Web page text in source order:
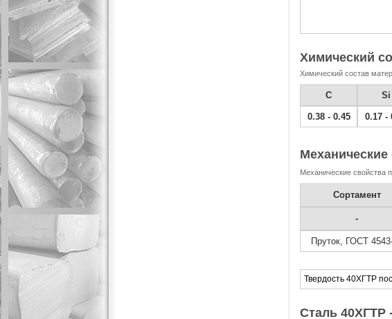
Химический
Химический состав
C Si
0.38 - 0.45 0.17 -
Механические
Механические свойства
Сортамент
-
Пруток, ГОСТ
Твердость 40ХГТР
Сталь 40ХГТР